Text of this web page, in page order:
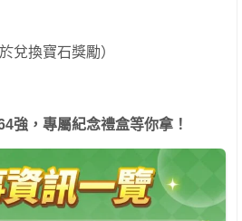
兌換寶石獎勵）
強，專屬紀念禮盒等你拿！